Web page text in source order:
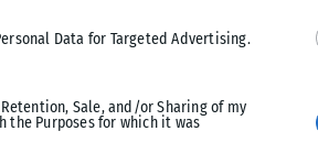
Data for Targeted Advertising.
Sale, and/or Sharing of my
the Purposes for which it was